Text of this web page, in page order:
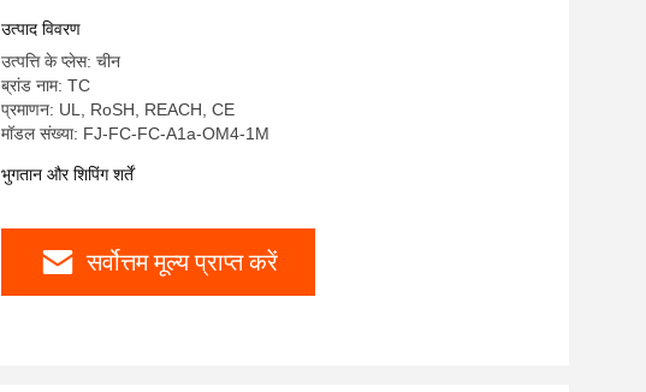
उत्पाद विवरण
उत्पत्ति के प्लेस: चीन
ब्रांड नाम: TC
प्रमाणन: UL, RoSH, REACH, CE
मॉडल संख्या: FJ-FC-FC-A1a-OM4-1M
भुगतान और शिपिंग शर्तें
सर्वोत्तम मूल्य प्राप्त करें